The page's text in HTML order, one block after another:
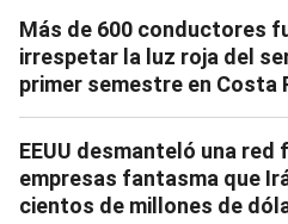
Más de 600 conductores
irrespetar la luz roja del
primer semestre en Costa
EEUU desmanteló una red
empresas fantasma que
cientos de millones de